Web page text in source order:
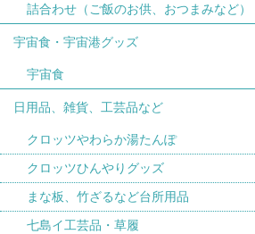
詰合わせ（ご飯のお供、おつまみなど）
宇宙食・宇宙港グッズ
宇宙食
日用品、雑貨、工芸品など
クロッツやわらか湯たんぽ
クロッツひんやりグッズ
まな板、竹ざるなど台所用品
七島イ工芸品・草履